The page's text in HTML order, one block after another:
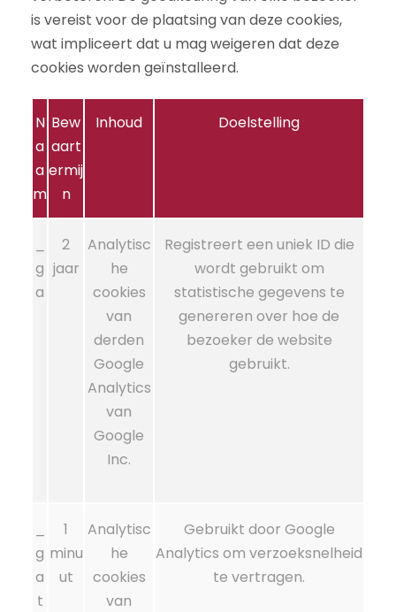
is vereist voor de plaatsing van deze cookies,
wat impliceert dat u mag weigeren dat deze
cookies worden geïnstalleerd.
N
a
a
m
Bew
aart
ermij
n
Inhoud Doelstelling
g
a
2
jaar
Analytisc
he
cookies
van
derden
Google
Analytics
van
Google
Inc.
Registreert een uniek ID die
wordt gebruikt om
statistische gegevens te
genereren over hoe de
bezoeker de website
gebruikt.
g
a
t
1
minu
ut
Analytisc
he
cookies
van
Gebruikt door Google
Analytics om verzoeksnelheid
te vertragen.